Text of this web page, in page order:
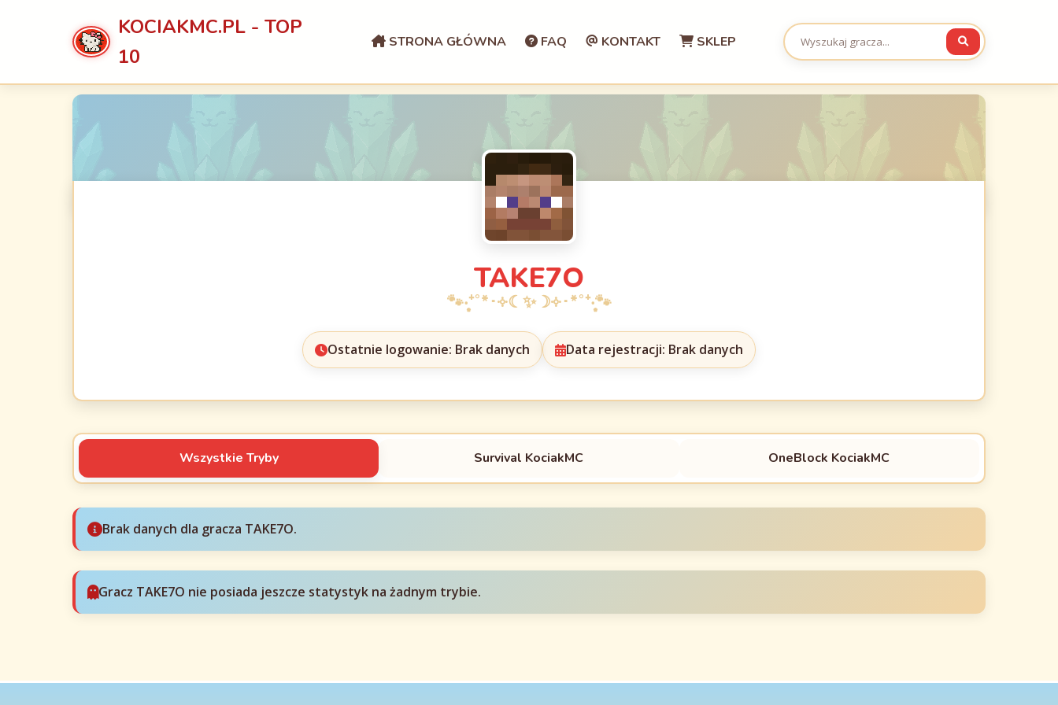
KOCIAKMC.PL - TOP
10
STRONA GŁÓWNA FAQ KONTAKT SKLEP
TAKE7O
Ostatnie logowanie: Brak danych Data rejestracji: Brak danych
Wszystkie Tryby Survival KociakMC OneBlock KociakMC
Brak danych dla gracza TAKE7O.
Gracz TAKE7O nie posiada jeszcze statystyk na żadnym trybie.